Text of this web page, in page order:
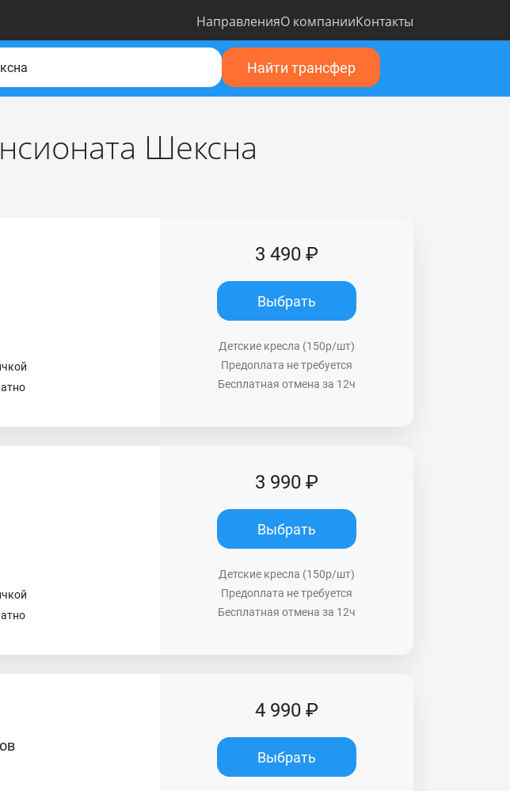
НаправленияО компанииКонтакты
Найти трансфер
Шексна
3 490 ₽
Выбрать
Детские кресла (150р/шт)
Предоплата не требуется
Бесплатная отмена за 12ч
3 990 ₽
Выбрать
Детские кресла (150р/шт)
Предоплата не требуется
Бесплатная отмена за 12ч
4 990 ₽
Выбрать